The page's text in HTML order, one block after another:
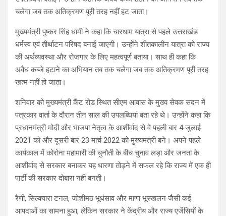
चलेगा जब तक अतिक्रमण पूरी तरह नहीं हट जाता।
मुख्यमंत्री पुष्कर सिंह धामी ने कहा कि चारधाम यात्रा से पहले उत्तराखंड
धर्मस्व एवं तीर्थाटन परिषद बनाई जाएगी। उन्होंने शीतकालीन यात्रा को राज्य
की अर्थव्यवस्था और रोजगार के लिए महत्वपूर्ण बताया। साथ ही कहा कि
अवैध कब्जे हटाने का अभियान तब तक चलेगा जब तक अतिक्रमण पूरी तरह
खत्म नहीं हो जाता।
शनिवार को मुख्यमंत्री कैंट रोड स्थित सीएम आवास के मुख्य सेवक सदन में
पत्रकार वार्ता के दौरान तीन साल की उपलब्धियां बता रहे थे। उन्होंने कहा कि
प्रधानमंत्री मोदी और भाजपा नेतृत्व के आशीर्वाद से वे पहली बार 4 जुलाई
2021 को और दूसरी बार 23 मार्च 2022 को मुख्यमंत्री बने। अपने पहले
कार्यकाल में कोरोना महामारी की चुनौती के बीच चुनाव लड़ा और जनता के
आशीर्वाद से सरकार बनाकर यह धारणा तोड़ने में सफल रहे कि राज्य में एक ही
पार्टी की सरकार दोबारा नहीं बनती।
रैणी, सिल्क्यारा टनल, जोशीमठ भूधंसाव और माणा भूस्खलन जैसी कई
आपदाओं का सामना हुआ, लेकिन सरकार ने केंद्रीय और राज्य एजेंसियों के